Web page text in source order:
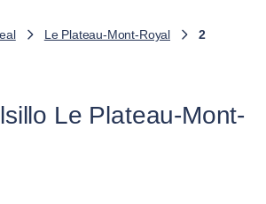
Le Plateau-Mont-Royal 2
Le Plateau-Mont-